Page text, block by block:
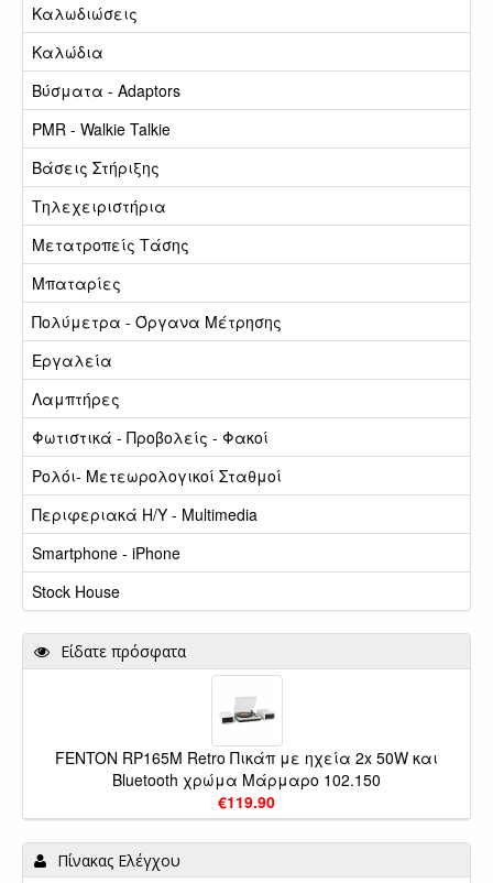
Καλωδιώσεις
Καλώδια
Βύσματα - Adaptors
PMR - Walkie Talkie
Βάσεις Στήριξης
Τηλεχειριστήρια
Μετατροπείς Τάσης
Μπαταρίες
Πολύμετρα - Όργανα Μέτρησης
Εργαλεία
Λαμπτήρες
Φωτιστικά - Προβολείς - Φακοί
Ρολόι- Μετεωρολογικοί Σταθμοί
Περιφεριακά Η/Υ - Multimedia
Smartphone - iPhone
Stock House
Είδατε πρόσφατα
FENTON RP165M Retro Πικάπ με ηχεία 2x 50W και
Bluetooth χρώμα Μάρμαρο 102.150
€119.90
Πίνακας Ελέγχου